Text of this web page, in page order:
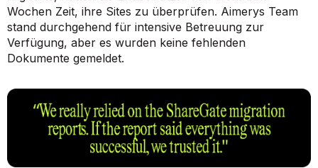
Wochen Zeit, ihre Sites zu überprüfen. Aimerys Team
stand durchgehend für intensive Betreuung zur
Verfügung, aber es wurden keine fehlenden
Dokumente gemeldet.